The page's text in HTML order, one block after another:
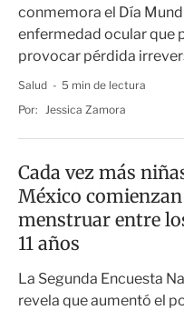
conmemora el Día
enfermedad ocular que
provocar pérdida
Salud
5 min de lectura
Por: Jessica Zamora
Cada vez más
México
menstruar entre
11 años
La Segunda Encuesta
revela que aumentó el